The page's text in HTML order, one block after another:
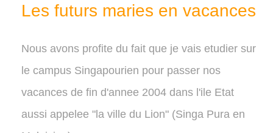
Les futurs maries en vacances
Nous avons profite du fait que je vais etudier sur
le campus Singapourien pour passer nos
vacances de fin d'annee 2004 dans l'ile Etat
aussi appelee "la ville du Lion" (Singa Pura en